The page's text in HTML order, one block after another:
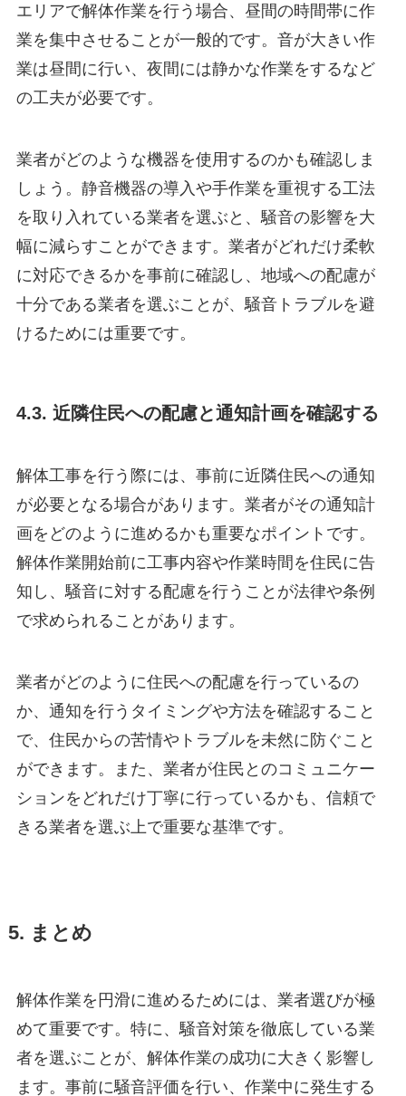
エリアで解体作業を行う場合、昼間の時間帯に作
業を集中させることが一般的です。音が大きい作
業は昼間に行い、夜間には静かな作業をするなど
の工夫が必要です。
業者がどのような機器を使用するのかも確認しま
しょう。静音機器の導入や手作業を重視する工法
を取り入れている業者を選ぶと、騒音の影響を大
幅に減らすことができます。業者がどれだけ柔軟
に対応できるかを事前に確認し、地域への配慮が
十分である業者を選ぶことが、騒音トラブルを避
けるためには重要です。
4.3. 近隣住民への配慮と通知計画を確認する
解体工事を行う際には、事前に近隣住民への通知
が必要となる場合があります。業者がその通知計
画をどのように進めるかも重要なポイントです。
解体作業開始前に工事内容や作業時間を住民に告
知し、騒音に対する配慮を行うことが法律や条例
で求められることがあります。
業者がどのように住民への配慮を行っているの
か、通知を行うタイミングや方法を確認すること
で、住民からの苦情やトラブルを未然に防ぐこと
ができます。また、業者が住民とのコミュニケー
ションをどれだけ丁寧に行っているかも、信頼で
きる業者を選ぶ上で重要な基準です。
5. まとめ
解体作業を円滑に進めるためには、業者選びが極
めて重要です。特に、騒音対策を徹底している業
者を選ぶことが、解体作業の成功に大きく影響し
ます。事前に騒音評価を行い、作業中に発生する